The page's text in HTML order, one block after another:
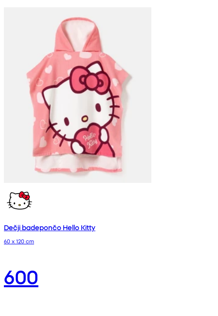
Dečji badepončo Hello Kitty
60 x 120 cm
600